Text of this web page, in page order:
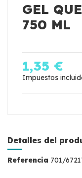
GEL
750 ML
1,35 €
Impuestos
Detalles del
Referencia 701/